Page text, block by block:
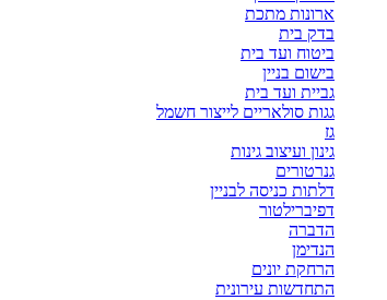
ארונות מתכת
בדק בית
ביטוח ועד בית
בישום בניין
גביית ועד בית
גגות סולאריים לייצור חשמל
גז
גינון ועיצוב גינות
גנרטורים
דלתות כניסה לבניין
דפיברילטור
הדברה
הנדימן
הרחקת יונים
התחדשות עירונית